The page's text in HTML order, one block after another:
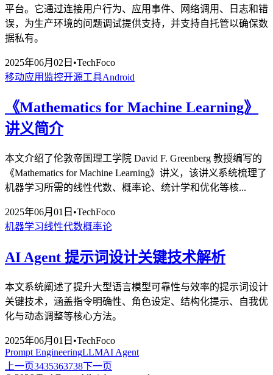
平台。它通过连接用户行为、应用事件、网络调用、日志和错
误，为生产环境的问题调试提供支持，并支持自托管以确保数
据私有。
2025年06月02日 •TechFoco
移动应用监控开源工具Android
《Mathematics for Machine Learning》
讲义简介
本文介绍了伦敦帝国理工学院 David F. Greenberg 教授编写的
《Mathematics for Machine Learning》讲义，该讲义系统梳理了
机器学习所需的线性代数、概率论、统计学和优化等核...
2025年06月01日 •TechFoco
机器学习线性代数概率论
AI Agent 提示词设计关键技术解析
本文系统阐述了提升大型语言模型可靠性与效率的提示词设计
关键技术，涵盖指令明确性、角色设定、结构化提示、自我优
化与动态调整等核心方法。
2025年06月01日 •TechFoco
Prompt EngineeringLLMAI Agent
上一页3435363738下一页